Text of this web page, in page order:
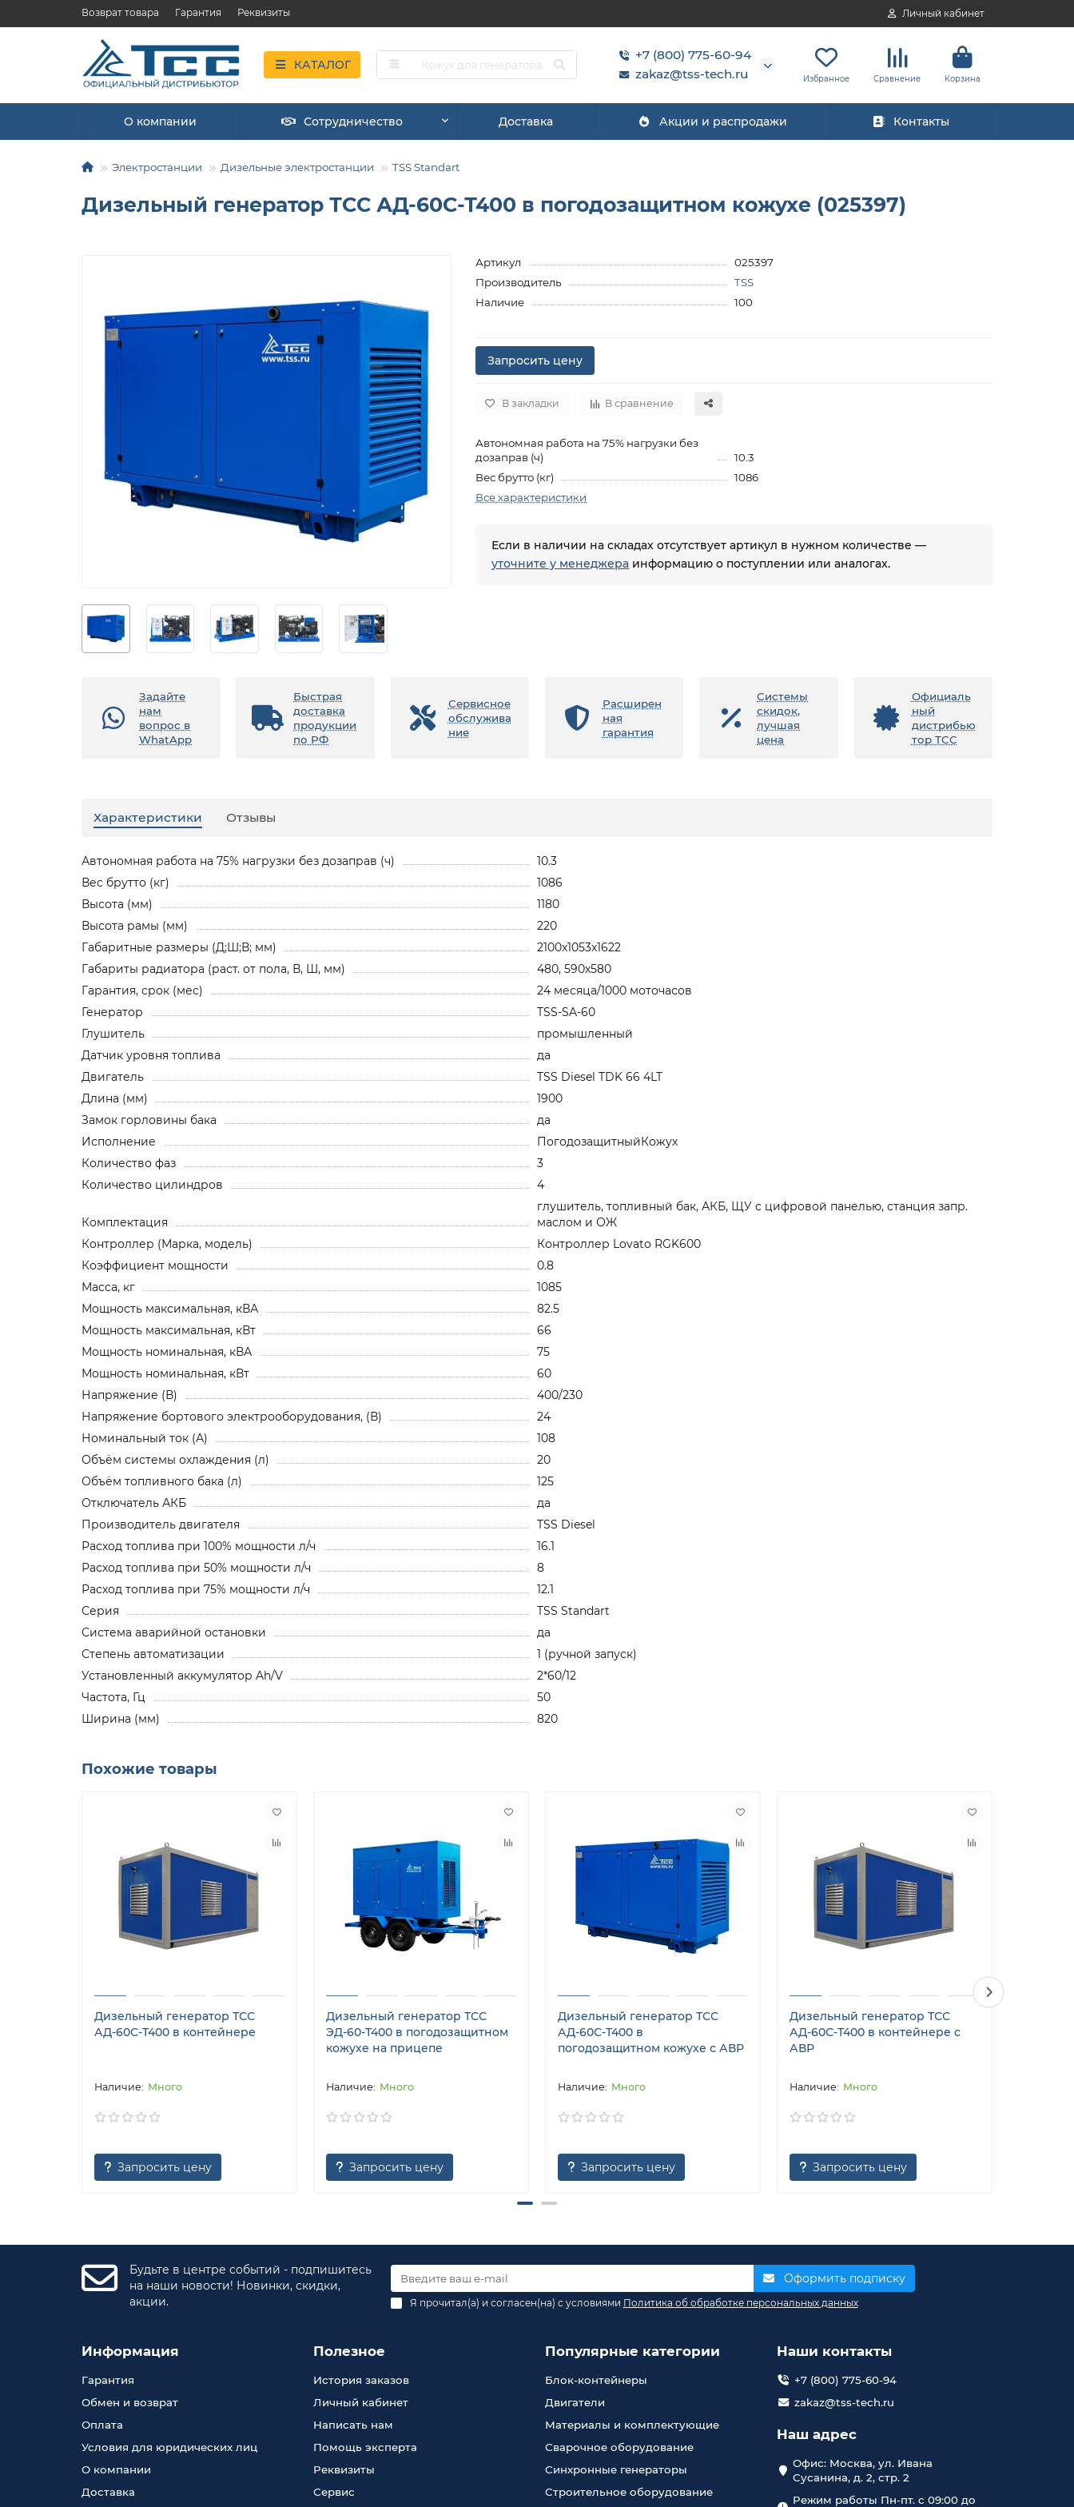
Возврат товара Гарантия Реквизиты Личный кабинет
КАТАЛОГ
+7 (800) 775-60-94
zakaz@tss-tech.ru
Избранное Сравнение Корзина
О компании Сотрудничество Доставка Акции и распродажи Контакты
Электростанции Дизельные электростанции TSS Standart
Дизельный генератор ТСС АД-60С-Т400 в погодозащитном кожухе (025397)
Артикул
025397
Производитель
TSS
Наличие
100
Запросить цену
В закладки В сравнение
Автономная работа на 75% нагрузки без
дозаправ (ч)
10.3
Вес брутто (кг)
1086
Все характеристики
Если в наличии на складах отсутствует артикул в нужном количестве —
уточните у менеджера информацию о поступлении или аналогах.
Задайте
нам
вопрос в
WhatApp
Быстрая
доставка
продукции
по РФ
Сервисное
обслужива
ние
Расширен
ная
гарантия
Системы
скидок,
лучшая
цена
Официаль
ный
дистрибью
тор ТСС
Характеристики Отзывы
Автономная работа на 75% нагрузки без дозаправ (ч)
10.3
Вес брутто (кг)
1086
Высота (мм)
1180
Высота рамы (мм)
220
Габаритные размеры (Д;Ш;В; мм)
2100x1053x1622
Габариты радиатора (раст. от пола, В, Ш, мм)
480, 590х580
Гарантия, срок (мес)
24 месяца/1000 моточасов
Генератор
TSS-SA-60
Глушитель
промышленный
Датчик уровня топлива
да
Двигатель
TSS Diesel TDK 66 4LT
Длина (мм)
1900
Замок горловины бака
да
Исполнение
ПогодозащитныйКожух
Количество фаз
3
Количество цилиндров
4
Комплектация
глушитель, топливный бак, АКБ, ЩУ с цифровой панелью, станция запр.
маслом и ОЖ
Контроллер (Марка, модель)
Контроллер Lovato RGK600
Коэффициент мощности
0.8
Масса, кг
1085
Мощность максимальная, кВА
82.5
Мощность максимальная, кВт
66
Мощность номинальная, кВА
75
Мощность номинальная, кВт
60
Напряжение (В)
400/230
Напряжение бортового электрооборудования, (В)
24
Номинальный ток (А)
108
Объём системы охлаждения (л)
20
Объём топливного бака (л)
125
Отключатель АКБ
да
Производитель двигателя
TSS Diesel
Расход топлива при 100% мощности л/ч
16.1
Расход топлива при 50% мощности л/ч
8
Расход топлива при 75% мощности л/ч
12.1
Серия
TSS Standart
Система аварийной остановки
да
Степень автоматизации
1 (ручной запуск)
Установленный аккумулятор Ah/V
2*60/12
Частота, Гц
50
Ширина (мм)
820
Похожие товары
Дизельный генератор ТСС
АД-60С-Т400 в контейнере
Много
Запросить цену
Дизельный генератор ТСС
ЭД-60-Т400 в погодозащитном
кожухе на прицепе
Много
Запросить цену
Дизельный генератор ТСС
АД-60С-Т400 в
погодозащитном кожухе с АВР
Много
Запросить цену
Дизельный генератор ТСС
АД-60С-Т400 в контейнере с
АВР
Много
Запросить цену
Будьте в центре событий - подпишитесь
на наши новости! Новинки, скидки,
акции.
Оформить подписку
Я прочитал(а) и согласен(на) с условиями Политика об обработке персональных данных
Информация
Гарантия
Обмен и возврат
Оплата
Условия для юридических лиц
О компании
Доставка
Полезное
История заказов
Личный кабинет
Написать нам
Помощь эксперта
Реквизиты
Сервис
Популярные категории
Блок-контейнеры
Двигатели
Материалы и комплектующие
Сварочное оборудование
Синхронные генераторы
Строительное оборудование
Наши контакты
+7 (800) 775-60-94
zakaz@tss-tech.ru
Наш адрес
Офис: Москва, ул. Ивана
Сусанина, д. 2, стр. 2
Режим работы Пн-пт. с 09:00 до